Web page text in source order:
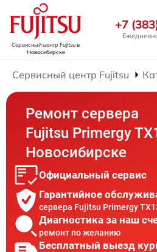
Сервисный центр Fujitsuв
Новосибирске
+7
Сервисный центр Fujitsu
Ремонт сервера
Fujitsu Primergy
Новосибирске
Официальный сервис
Гарантийное
сервера Fujitsu Primergy
Диагностика за наш
ремонт по желанию
Бесплатный выезд